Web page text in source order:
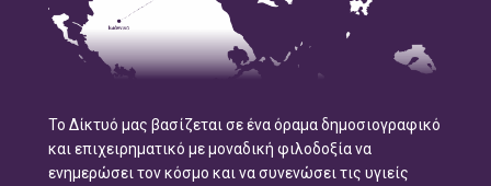
Το Δίκτυό μας βασίζεται σε ένα όραμα δημοσιογραφικό
και επιχειρηματικό με μοναδική φιλοδοξία να
ενημερώσει τον κόσμο και να συνενώσει τις υγιείς